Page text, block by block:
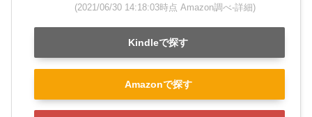
(2021/06/30 14:18:03時点 Amazon調べ-詳細)
Kindleで探す
Amazonで探す